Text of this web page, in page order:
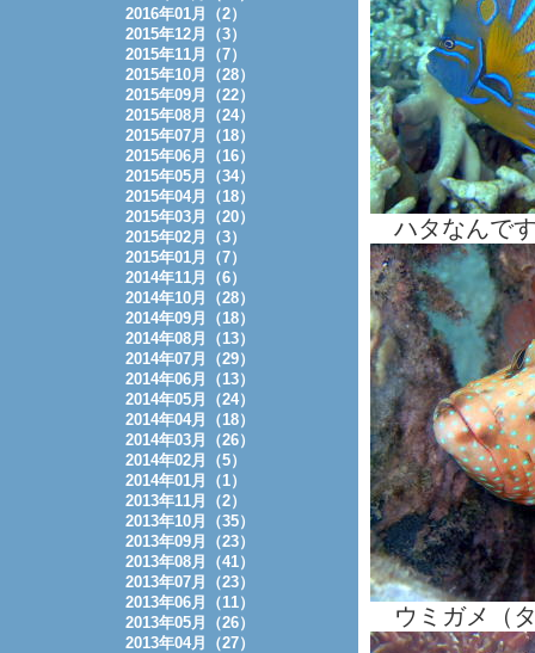
ハタなんで
ウミガメ（
2016年01月（2）
2015年12月（3）
2015年11月（7）
2015年10月（28）
2015年09月（22）
2015年08月（24）
2015年07月（18）
2015年06月（16）
2015年05月（34）
2015年04月（18）
2015年03月（20）
2015年02月（3）
2015年01月（7）
2014年11月（6）
2014年10月（28）
2014年09月（18）
2014年08月（13）
2014年07月（29）
2014年06月（13）
2014年05月（24）
2014年04月（18）
2014年03月（26）
2014年02月（5）
2014年01月（1）
2013年11月（2）
2013年10月（35）
2013年09月（23）
2013年08月（41）
2013年07月（23）
2013年06月（11）
2013年05月（26）
2013年04月（27）